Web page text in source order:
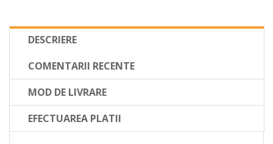
DESCRIERE
COMENTARII RECENTE
MOD DE LIVRARE
EFECTUAREA PLATII